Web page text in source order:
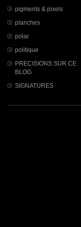
pigments & pixels
planches
polar
politique
PRECISIONS SUR CE
BLOG
SIGNATURES